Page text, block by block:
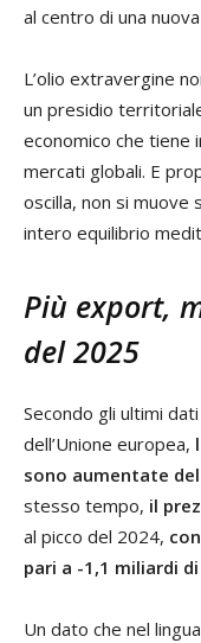
al centro di una
L’olio extravergine
un presidio
economico che tiene
mercati globali. E
oscilla, non si muove
intero equilibrio
Più export,
del 2025
Secondo gli ultimi
dell’Unione europea,
sono aumentate
stesso tempo, il
al picco del 2024,
pari a -1,1 miliardi
Un dato che nel